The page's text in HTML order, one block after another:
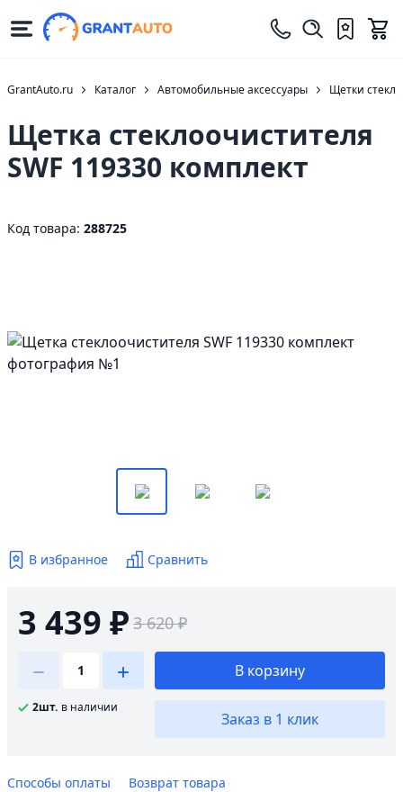
GrantAuto.ru Каталог Автомобильные аксессуары Щетки
Щетка стеклоочистителя
SWF 119330 комплект
Код товара: 288725
В избранное Сравнить
3 439 ₽ 3 620 ₽
2шт. в наличии
В корзину
Заказ в 1 клик
Способы оплаты Возврат товара